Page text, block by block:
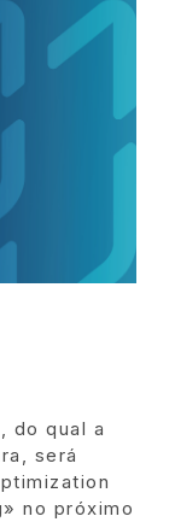
do qual a
será
no próximo